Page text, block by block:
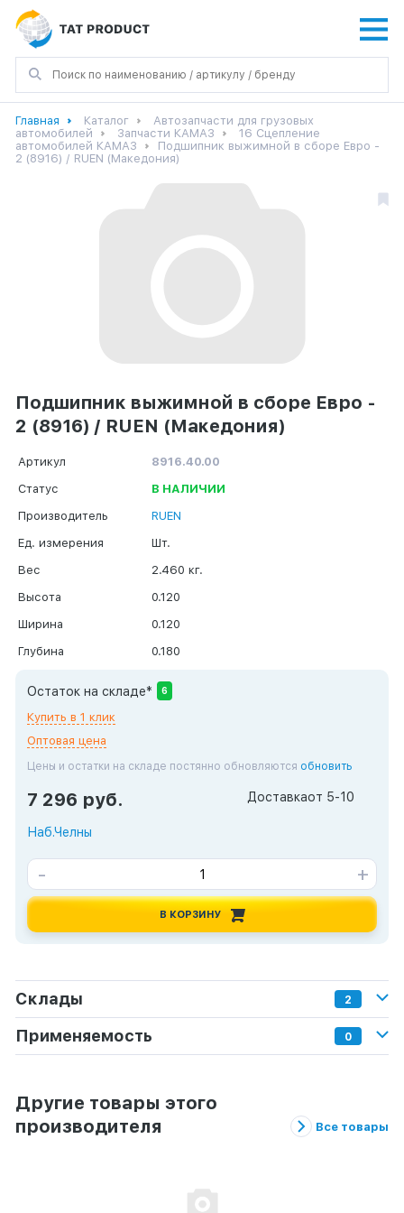
Главная Каталог
Автозапчасти для грузовых
автомобилей
Запчасти КАМАЗ
16 Сцепление
автомобилей КАМАЗ
Подшипник выжимной в сборе Евро -
2 (8916) / RUEN (Македония)
Подшипник выжимной в сборе Евро -
2 (8916) / RUEN (Македония)
Артикул
8916.40.00
Статус
В НАЛИЧИИ
Производитель
RUEN
Ед. измерения
Шт.
Вес
2.460 кг.
Высота
0.120
Ширина
0.120
Глубина
0.180
Остаток на складе* 6
Купить в 1 клик
Оптовая цена
Цены и остатки на складе постянно обновляются обновить
7 296 руб. Доставкаот 5-10
Наб.Челны
- +
В КОРЗИНУ
Склады 2
Применяемость 0
Другие товары этого
производителя
Все товары